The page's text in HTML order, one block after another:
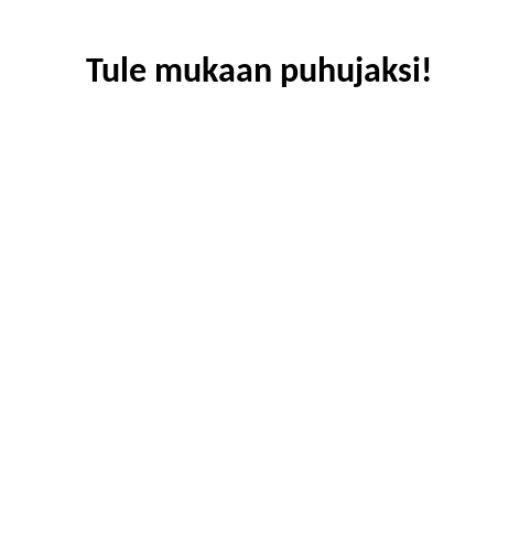
Tule mukaan puhujaksi!